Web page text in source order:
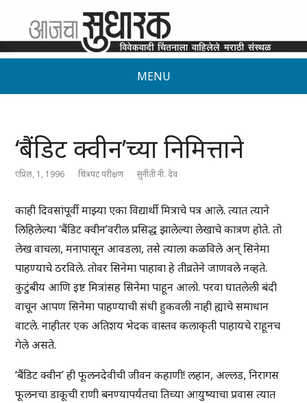
MENU
‘बैंडिट क्वीन’च्या निमित्ताने
एप्रिल, 1, 1996 चित्रपट परीक्षण सुनीती नी. देव
काही दिवसांपूर्वी माझ्या एका विद्यार्थी मित्राचे पत्र आले. त्यात त्याने
लिहिलेल्या ‘बैंडिट क्वीन’वरील प्रसिद्ध झालेल्या लेखाचे कात्रण होते. तो
लेख वाचला, मनापासून आवडला, तसे त्याला कळविले अन् सिनेमा
पाहण्याचे ठरविले. तोवर सिनेमा पाहावा हे तीव्रतेने जाणवले नव्हते.
कुटुंबीय आणि इष्ट मित्रांसह सिनेमा पाहून आलो. परवा घातलेली बंदी
वाचून आपण सिनेमा पाहण्याची संधी हुकवली नाही ह्याचे समाधान
वाटले. नाहीतर एक अतिशय भेदक वास्तव कलाकृती पाहायचे राहूनच
गेले असते.
‘बैंडिट क्वीन’ ही फूलनदेवीची जीवन कहाणी! लहान, अल्लड, निरागस
फूलनचा डाकूची राणी बनण्यापर्यंतचा तिच्या आयुष्याचा प्रवास त्यात